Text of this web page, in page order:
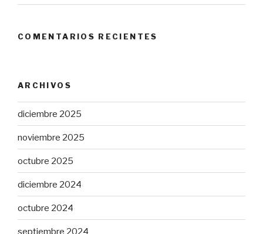
COMENTARIOS RECIENTES
ARCHIVOS
diciembre 2025
noviembre 2025
octubre 2025
diciembre 2024
octubre 2024
septiembre 2024